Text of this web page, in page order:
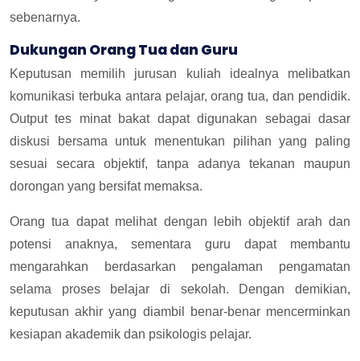
sebenarnya.
Dukungan Orang Tua dan Guru
Keputusan memilih jurusan kuliah idealnya melibatkan
komunikasi terbuka antara pelajar, orang tua, dan pendidik.
Output tes minat bakat dapat digunakan sebagai dasar
diskusi bersama untuk menentukan pilihan yang paling
sesuai secara objektif, tanpa adanya tekanan maupun
dorongan yang bersifat memaksa.
Orang tua dapat melihat dengan lebih objektif arah dan
potensi anaknya, sementara guru dapat membantu
mengarahkan berdasarkan pengalaman pengamatan
selama proses belajar di sekolah. Dengan demikian,
keputusan akhir yang diambil benar-benar mencerminkan
kesiapan akademik dan psikologis pelajar.